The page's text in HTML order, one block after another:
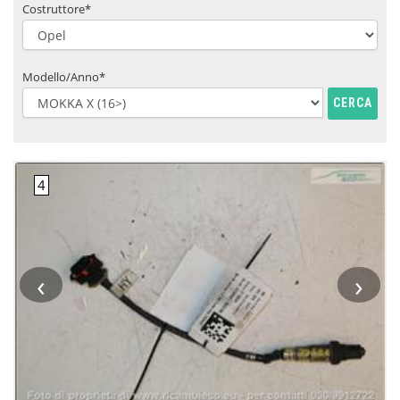
Costruttore*
Modello/Anno*
CERCA
‹ ›